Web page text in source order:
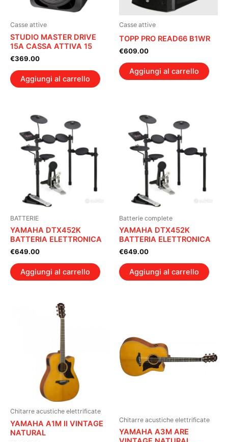
Casse attive
STUDIO MASTER DRIVE
15A CASSA ATTIVA 15
€369.00
Aggiungi al carrello
Casse attive
TOPP PRO READ66 B1WR
€609.00
Aggiungi al carrello
BATTERIE
YAMAHA DTX452K
BATTERIA ELETTRONICA
€649.00
Aggiungi al carrello
Batterie complete
YAMAHA DTX452K
BATTERIA ELETTRONICA
€649.00
Aggiungi al carrello
Chitarre acustiche elettrificate
YAMAHA A1M II VINTAGE
NATURAL
Chitarre acustiche elettrificate
YAMAHA A3M ARE